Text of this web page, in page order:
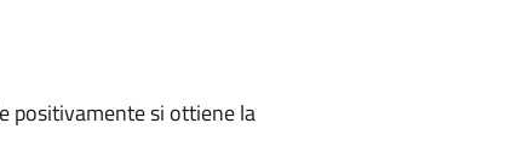
positivamente si ottiene la